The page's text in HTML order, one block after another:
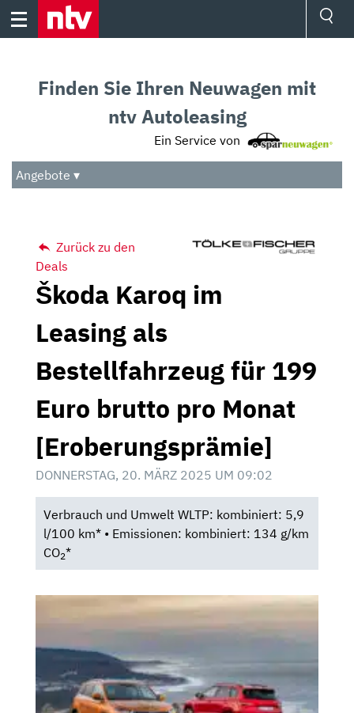
Skip
Audio
Das Beste
Finden Sie Ihren Neuwagen mit
ntv Autoleasing
Ein Service von
Angebote ▾
Zurück zu den
Deals
Škoda Karoq im
Leasing als
Bestellfahrzeug für 199
Euro brutto pro Monat
[Eroberungsprämie]
DONNERSTAG, 20. MÄRZ 2025 UM 09:02
Verbrauch und Umwelt WLTP: kombiniert: 5,9
l/100 km* • Emissionen: kombiniert: 134 g/km
CO2*